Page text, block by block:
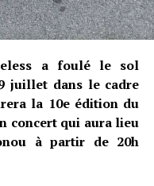
a foulé le sol
juillet dans le cadre
la 10e édition du
concert qui aura lieu
à partir de 20h